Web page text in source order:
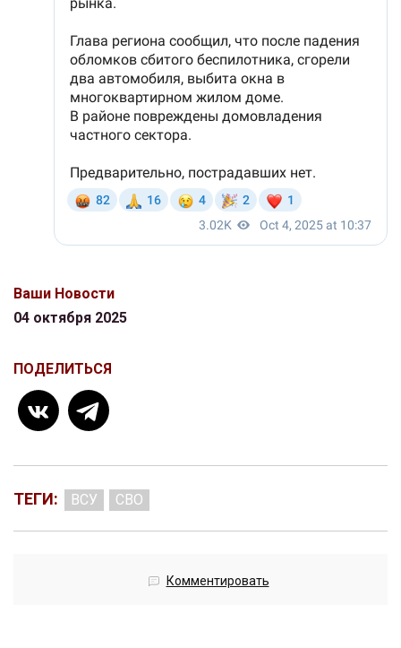
Ваши Новости
04 октября 2025
ПОДЕЛИТЬСЯ
ТЕГИ: ВСУ СВО
Комментировать